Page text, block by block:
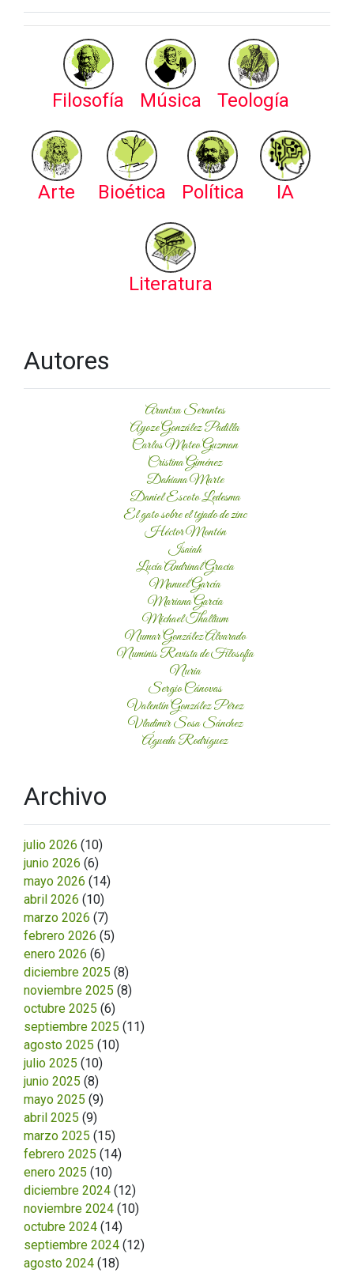
Filosofía Música Teología
Arte Bioética Política IA
Literatura
Autores
Arantxa Serantes
Ayoze González Padilla
Carlos Mateo Guzman
Cristina Giménez
Dahiana Marte
Daniel Escoto Ledesma
El gato sobre el tejado de zinc
Héctor Montón
Isaiah
Lucía Andrinal Gracia
Manuel García
Mariana García
Michael Thallium
Numar González Alvarado
Numinis Revista de Filosofía
Nuria
Sergio Cánovas
Valentín González Pérez
Vladimir Sosa Sánchez
Águeda Rodríguez
Archivo
julio 2026 (10)
junio 2026 (6)
mayo 2026 (14)
abril 2026 (10)
marzo 2026 (7)
febrero 2026 (5)
enero 2026 (6)
diciembre 2025 (8)
noviembre 2025 (8)
octubre 2025 (6)
septiembre 2025 (11)
agosto 2025 (10)
julio 2025 (10)
junio 2025 (8)
mayo 2025 (9)
abril 2025 (9)
marzo 2025 (15)
febrero 2025 (14)
enero 2025 (10)
diciembre 2024 (12)
noviembre 2024 (10)
octubre 2024 (14)
septiembre 2024 (12)
agosto 2024 (18)